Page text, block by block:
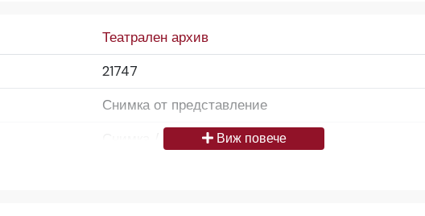
Театрален архив
21747
Снимка от представление
Снимка / изображениеВиж повече